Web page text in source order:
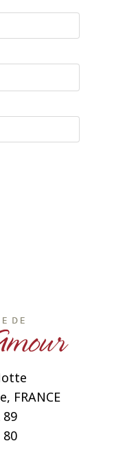
FRANCE
89
80